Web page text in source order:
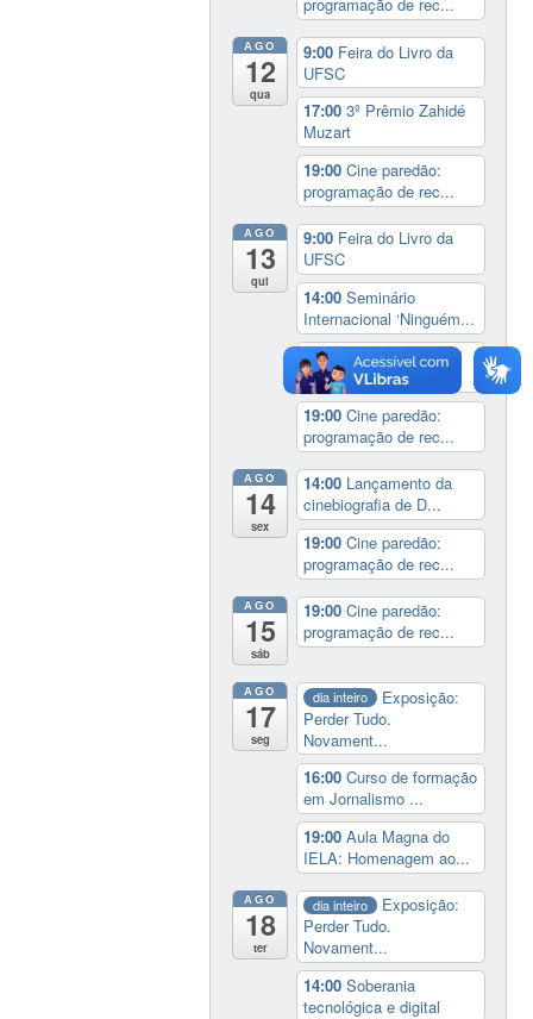
programação de rec...
AGO
12
qua
9:00 Feira do Livro da
UFSC
17:003º Prêmio Zahidé
Muzart
19:00Cine paredão:
programação de rec...
AGO
13
qui
9:00 Feira do Livro da
UFSC
14:00Seminário
Internacional ‘Ninguém...
14:30
Sessão Especial
do Conselho Esta...
19:00Cine paredão:
programação de rec...
AGO
14
sex
14:00 Lançamento da
cinebiografia de D...
19:00Cine paredão:
programação de rec...
AGO
15
sáb
19:00Cine paredão:
programação de rec...
AGO
17
seg
dia inteiro
Exposição:
Perder Tudo.
Novament...
16:00Curso de formação
em Jornalismo ...
19:00Aula Magna do
IELA: Homenagem ao...
AGO
18
ter
dia inteiro
Exposição:
Perder Tudo.
Novament...
14:00Soberania
tecnológica e digital